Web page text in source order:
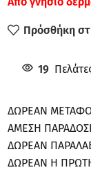
Πρόσθήκη
19
ΔΩΡΕΑΝ
ΑΜΕΣΗ
ΔΩΡΕΑΝ
ΔΩΡΕΑΝ Η ΠΡΩΤΗ